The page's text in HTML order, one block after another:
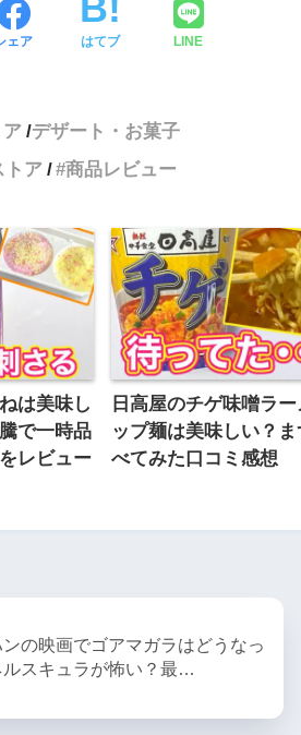
ェア はてブ LINE
デザート・お菓子
トア 商品レビュー
は美味し
で一時品
レビュー
日高屋のチゲ味噌ラ
ップ麺は美味しい？
べてみた口コミ感想
の映画でゴアマガラはどうなっ
ルスキュラが怖い？最…